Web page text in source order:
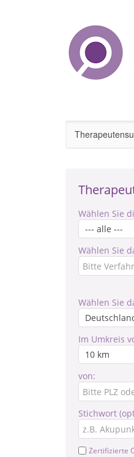
Wählen Sie
Wählen Sie
Wählen Sie
Im Umkreis
von:
Stichwort
Zertifizierte